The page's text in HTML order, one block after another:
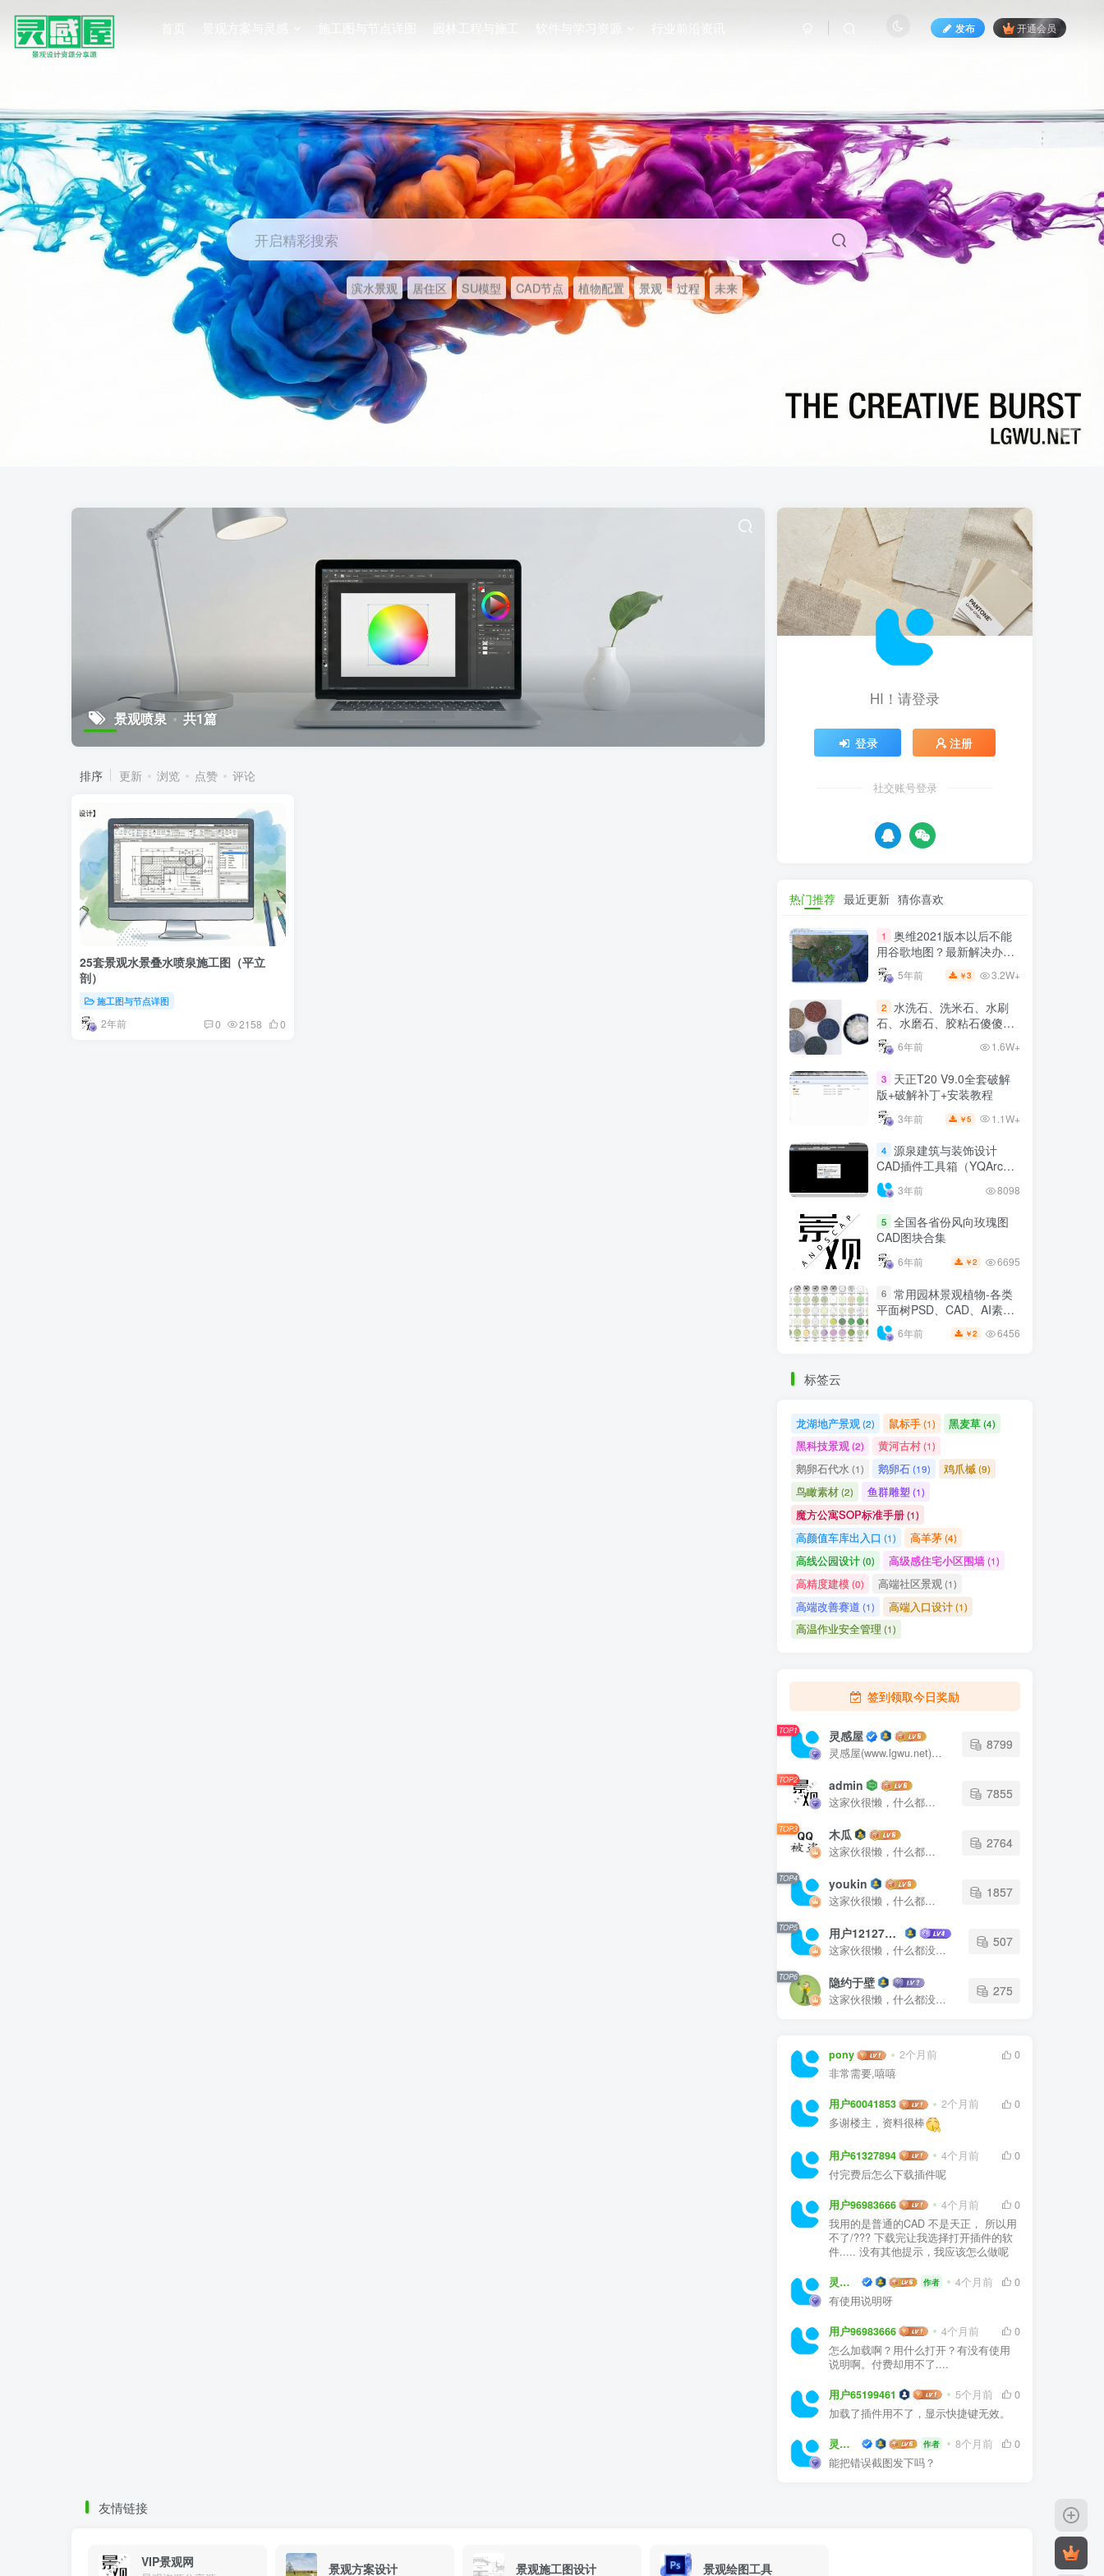
首页 景观方案与灵感 施工图与节点详图 园林工程与施工 软件与学习资源 行业前沿资讯 发布 开通会员
开启精彩搜索
滨水景观 居住区 SU模型 CAD节点 植物配置 景观 过程 未来
景观喷泉 共1篇
排序 更新 浏览 点赞 评论
25套景观水景叠水喷泉施工图（平立
剖）
施工图与节点详图
2年前 0 2158 0
HI！请登录
登录 注册
社交账号登录
热门推荐 最近更新 猜你喜欢
1
奥维2021版本以后不能
用谷歌地图？最新解决办法
苹果安卓电脑
5年前 ￥3 3.2W+
2
水洗石、洗米石、水刷
石、水磨石、胶粘石傻傻分
不清楚
6年前 1.6W+
3
天正T20 V9.0全套破解
版+破解补丁+安装教程
3年前 ￥5 1.1W+
4 源泉建筑与装饰设计
CAD插件工具箱（YQArch
6.7.4）
3年前 8098
5 全国各省份风向玫瑰图
CAD图块合集
6年前 ￥2 6695
6 常用园林景观植物-各类
平面树PSD、CAD、AI素材
线稿
6年前 ￥2 6456
标签云
龙湖地产景观 (2) 鼠标手(1) 黑麦草(4)
黑科技景观(2) 黄河古村(1)
鹅卵石代水(1) 鹅卵石(19) 鸡爪槭(9)
鸟瞰素材(2) 鱼群雕塑 (1)
魔方公寓SOP标准手册(1)
高颜值车库出入口 (1) 高羊茅(4)
高线公园设计(0) 高级感住宅小区围墙(1)
高精度建模(0) 高端社区景观 (1)
高端改善赛道 (1) 高端入口设计(1)
高温作业安全管理 (1)
签到领取今日奖励
TOP1 灵感屋
灵感屋(www.lgwu.net)尽可能为每一位设计师提供更全面、更精致、更具有创意感的设计素材。努力成为景观设计师展示实力和互相学习的优质网络资源发布平台。
8799
TOP2 admin
这家伙很懒，什么都没有写...
7855
TOP3 木瓜
这家伙很懒，什么都没有写...
2764
TOP4 youkin
这家伙很懒，什么都没有写...
1857
TOP5 用户12127023
这家伙很懒，什么都没有写...
507
TOP6 隐约于壁
这家伙很懒，什么都没有写...
275
pony 2个月前
0
非常需要,嘻嘻
用户60041853 2个月前
0
多谢楼主，资料很棒
用户61327894 4个月前
0
付完费后怎么下载插件呢
用户96983666 4个月前
0
我用的是普通的CAD 不是天正， 所以用
不了/??? 下载完让我选择打开插件的软
件..... 没有其他提示，我应该怎么做呢
灵感屋 作者 4个月前
0
有使用说明呀
用户96983666 4个月前
0
怎么加载啊？用什么打开？有没有使用
说明啊。付费却用不了....
用户65199461 5个月前
0
加载了插件用不了，显示快捷键无效。
灵感屋 作者 8个月前
0
能把错误截图发下吗？
友情链接
VIP景观网 景观方案设计 景观施工图设计 景观绘图工具